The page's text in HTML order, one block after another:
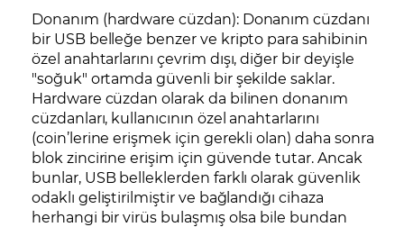
Donanım (hardware cüzdan): Donanım cüzdanı
bir USB belleğe benzer ve kripto para sahibinin
özel anahtarlarını çevrim dışı, diğer bir deyişle
"soğuk" ortamda güvenli bir şekilde saklar.
Hardware cüzdan olarak da bilinen donanım
cüzdanları, kullanıcının özel anahtarlarını
(coin’lerine erişmek için gerekli olan) daha sonra
blok zincirine erişim için güvende tutar. Ancak
bunlar, USB belleklerden farklı olarak güvenlik
odaklı geliştirilmiştir ve bağlandığı cihaza
herhangi bir virüs bulaşmış olsa bile bundan